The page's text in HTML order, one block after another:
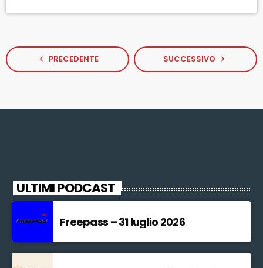
navigate_before PRECEDENTE SUCCESSIVO navigate_next
ULTIMI PODCAST
Freepass – 31 luglio 2026